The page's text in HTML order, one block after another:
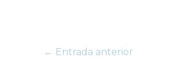
← Entrada anterior